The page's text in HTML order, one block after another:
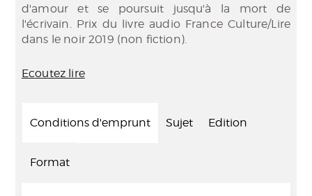
d'amour et se poursuit jusqu'à la mort de
l'écrivain. Prix du livre audio France Culture/Lire
dans le noir 2019 (non fiction).
Ecoutez lire
Conditions d'emprunt Sujet Edition
Format